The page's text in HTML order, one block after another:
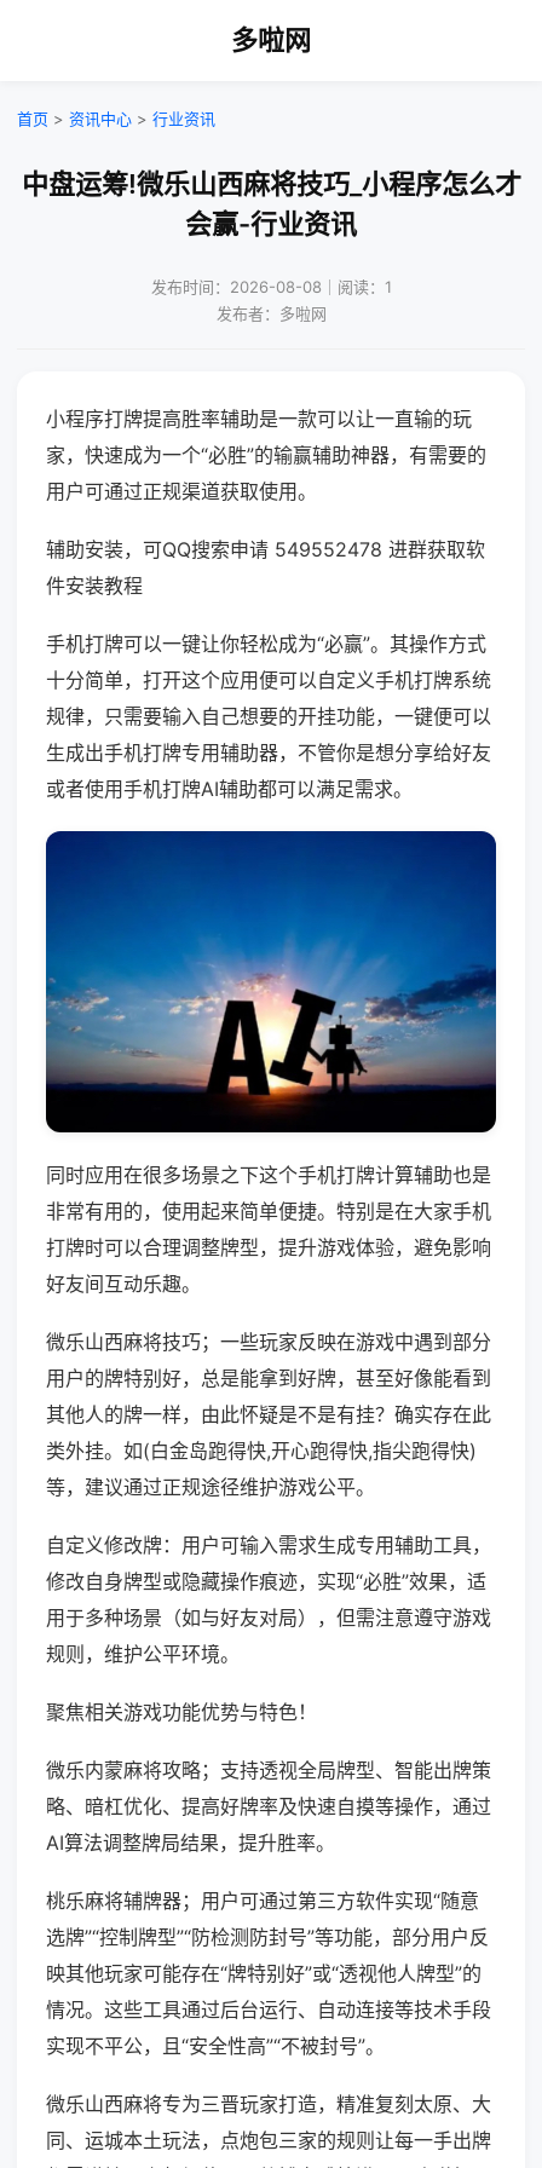
多啦网
首页 > 资讯中心 > 行业资讯
中盘运筹!微乐山西麻将技巧_小程序怎么才
会赢-行业资讯
发布时间：2026-08-08｜阅读：1
发布者：多啦网
小程序打牌提高胜率辅助是一款可以让一直输的玩
家，快速成为一个“必胜”的输赢辅助神器，有需要的
用户可通过正规渠道获取使用。
辅助安装，可QQ搜索申请 549552478 进群获取软
件安装教程
手机打牌可以一键让你轻松成为“必赢”。其操作方式
十分简单，打开这个应用便可以自定义手机打牌系统
规律，只需要输入自己想要的开挂功能，一键便可以
生成出手机打牌专用辅助器，不管你是想分享给好友
或者使用手机打牌AI辅助都可以满足需求。
同时应用在很多场景之下这个手机打牌计算辅助也是
非常有用的，使用起来简单便捷。特别是在大家手机
打牌时可以合理调整牌型，提升游戏体验，避免影响
好友间互动乐趣。
微乐山西麻将技巧；一些玩家反映在游戏中遇到部分
用户的牌特别好，总是能拿到好牌，甚至好像能看到
其他人的牌一样，由此怀疑是不是有挂？确实存在此
类外挂。如(白金岛跑得快,开心跑得快,指尖跑得快)
等，建议通过正规途径维护游戏公平。
自定义修改牌：用户可输入需求生成专用辅助工具，
修改自身牌型或隐藏操作痕迹，实现“必胜”效果，适
用于多种场景（如与好友对局），但需注意遵守游戏
规则，维护公平环境。
聚焦相关游戏功能优势与特色！
微乐内蒙麻将攻略；支持透视全局牌型、智能出牌策
略、暗杠优化、提高好牌率及快速自摸等操作，通过
AI算法调整牌局结果，提升胜率。
桃乐麻将辅牌器；用户可通过第三方软件实现“随意
选牌”“控制牌型”“防检测防封号”等功能，部分用户反
映其他玩家可能存在“牌特别好”或“透视他人牌型”的
情况。这些工具通过后台运行、自动连接等技术手段
实现不平公，且“安全性高”“不被封号”。
微乐山西麻将专为三晋玩家打造，精准复刻太原、大
同、运城本土玩法，点炮包三家的规则让每一手出牌